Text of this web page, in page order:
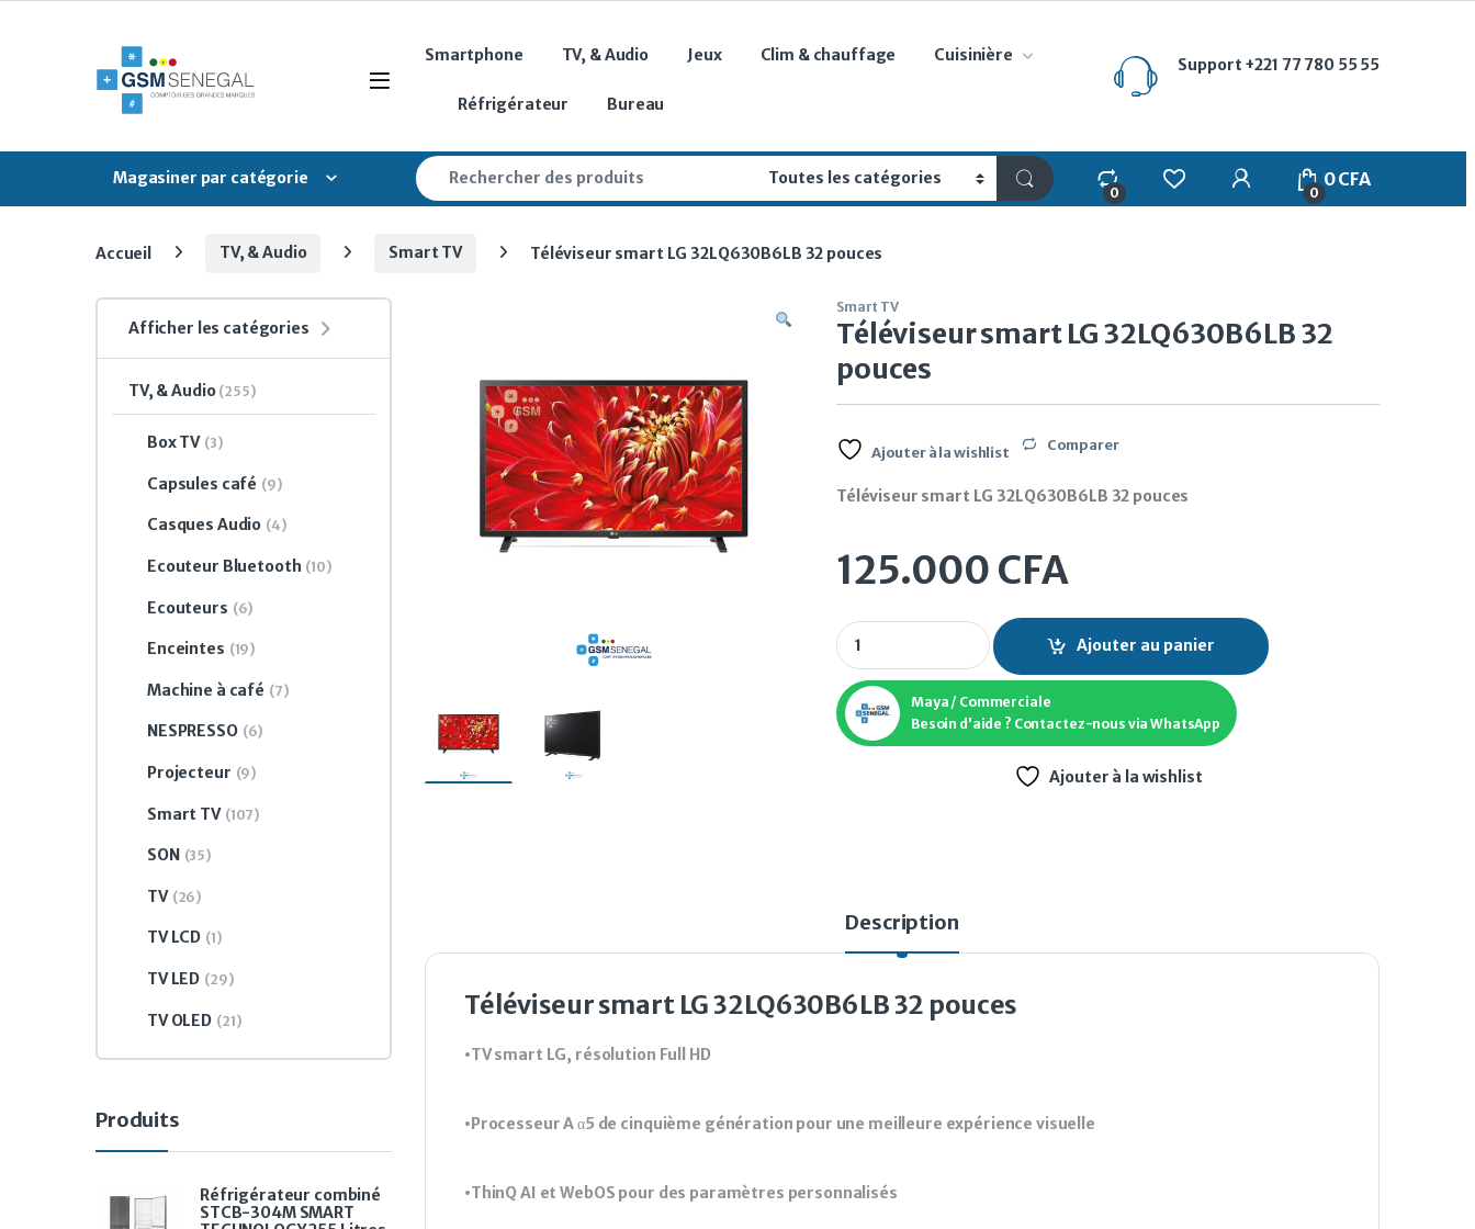
Open
Smartphone TV, & Audio Jeux Clim & chauffage Cuisinière
Réfrigérateur Bureau
Support +221 77 780 55 55
Magasiner par catégorie
Search for:
0
My Account
0
0CFA
Accueil TV, & Audio Smart TV Téléviseur smart LG 32LQ630B6LB 32 pouces
Smart TV
Téléviseur smart LG 32LQ630B6LB 32
pouces
Ajouter à la wishlist Comparer
Téléviseur smart LG 32LQ630B6LB 32 pouces
125.000 CFA
Téléviseur smart LG 32LQ630B6LB 32 pouces quantity
Ajouter au panier
Maya / Commerciale
Besoin d'aide ? Contactez-nous via WhatsApp
Ajouter à la wishlist
Description
Téléviseur smart LG 32LQ630B6LB 32 pouces
•TV smart LG, résolution Full HD
•Processeur A α5 de cinquième génération pour une meilleure expérience visuelle
•ThinQ AI et WebOS pour des paramètres personnalisés
Afficher les catégories
TV, & Audio (255)
Box TV (3)
Capsules café (9)
Casques Audio (4)
Ecouteur Bluetooth (10)
Ecouteurs (6)
Enceintes (19)
Machine à café (7)
NESPRESSO (6)
Projecteur (9)
Smart TV (107)
SON (35)
TV (26)
TV LCD (1)
TV LED (29)
TV OLED (21)
Produits
Réfrigérateur combiné
STCB-304M SMART